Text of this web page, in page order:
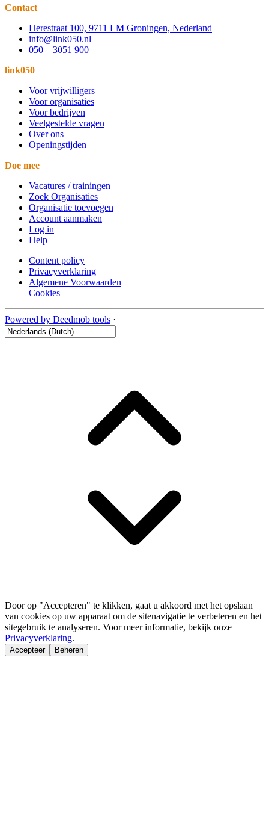
Contact
Herestraat 100, 9711 LM Groningen, Nederland
info@link050.nl
050 – 3051 900
link050
Voor vrijwilligers
Voor organisaties
Voor bedrijven
Veelgestelde vragen
Over ons
Openingstijden
Doe mee
Vacatures / trainingen
Zoek Organisaties
Organisatie toevoegen
Account aanmaken
Log in
Help
Content policy
Privacyverklaring
Algemene Voorwaarden
Cookies
Powered by Deedmob tools ·
Door op "Accepteren" te klikken, gaat u akkoord met het opslaan
van cookies op uw apparaat om de sitenavigatie te verbeteren en het
sitegebruik te analyseren. Voor meer informatie, bekijk onze
Privacyverklaring.
Accepteer Beheren